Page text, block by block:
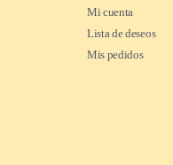
Mi cuenta
Lista de deseos
Mis pedidos